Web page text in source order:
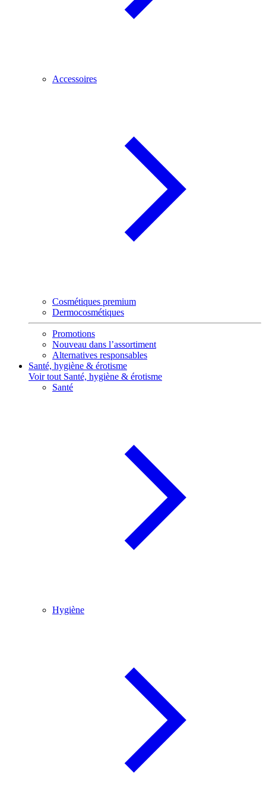
Accessoires
Cosmétiques premium
Dermocosmétiques
Promotions
Nouveau dans l’assortiment
Alternatives responsables
Santé, hygiène & érotisme
Voir tout Santé, hygiène & érotisme
Santé
Hygiène